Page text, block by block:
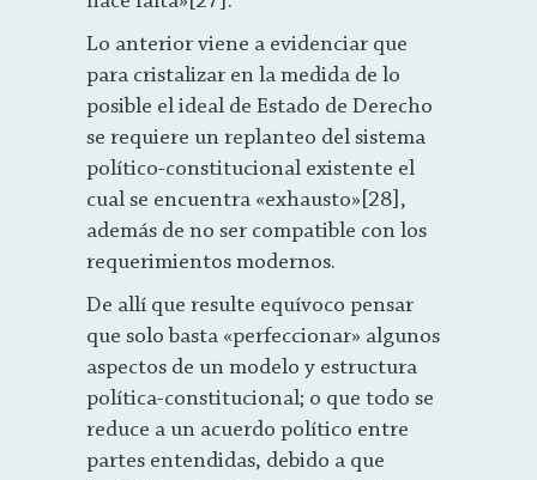
Lo anterior viene a evidenciar que
para cristalizar en la medida de lo
posible el ideal de Estado de Derecho
se requiere un replanteo del sistema
político-constitucional existente el
cual se encuentra «exhausto»[28],
además de no ser compatible con los
requerimientos modernos.
De allí que resulte equívoco pensar
que solo basta «perfeccionar» algunos
aspectos de un modelo y estructura
política-constitucional; o que todo se
reduce a un acuerdo político entre
partes entendidas, debido a que